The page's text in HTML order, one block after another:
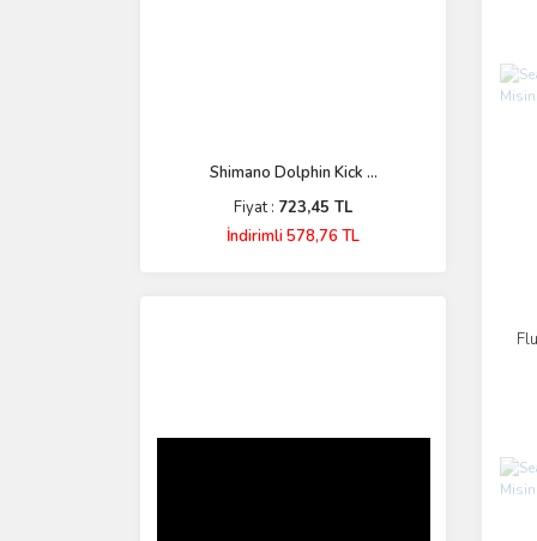
Shimano Dolphin Kick ...
Fiyat : 723,45 TL
İndirimli 578,76 TL